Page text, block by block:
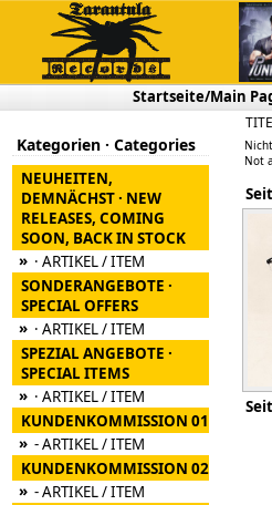
Startseite/Main
Kategorien · Categories
NEUHEITEN,
DEMNÄCHST · NEW
RELEASES, COMING
SOON, BACK IN STOCK
» · ARTIKEL / ITEM
SONDERANGEBOTE ·
SPECIAL OFFERS
» · ARTIKEL / ITEM
SPEZIAL ANGEBOTE ·
SPECIAL ITEMS
» · ARTIKEL / ITEM
KUNDENKOMMISSION 01
» - ARTIKEL / ITEM
KUNDENKOMMISSION 02
» - ARTIKEL / ITEM
Not